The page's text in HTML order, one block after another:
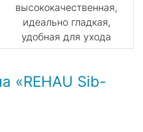
высококачественная,
идеально гладкая,
удобная для ухода
«REHAU Sib-